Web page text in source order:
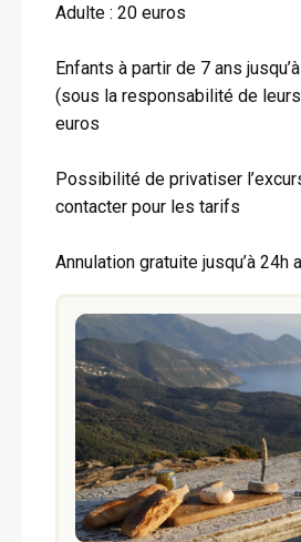
Adulte : 20 euros
Enfants à partir de 7 ans
(sous la responsabilité de
euros
Possibilité de privatiser
contacter pour les tarifs
Annulation gratuite jusqu’à 24h